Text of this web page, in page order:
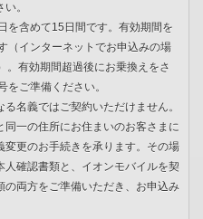
。
を含めて15日間です。有効期間を
（インターネットでお申込みの場
。有効期間超過後にお乗換えをさ
ご準備ください。
名義ではご契約いただけません。
一の住所にお住まいのお客さまに
更のお手続きを承ります。その場
確認書類と、イオンモバイルを契
両方をご準備いただき、お申込み